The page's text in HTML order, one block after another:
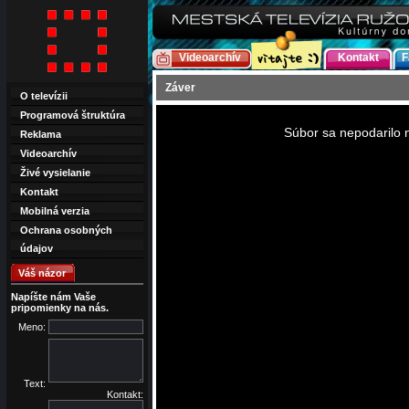
Videoarchív Kontakt
Záver
Súbor sa nepodarilo
O televízii
Programová štruktúra
Reklama
Videoarchív
Živé vysielanie
Kontakt
Mobilná verzia
Ochrana osobných
údajov
Váš názor
Napíšte nám Vaše
pripomienky na nás.
Meno:
Text:
Kontakt: